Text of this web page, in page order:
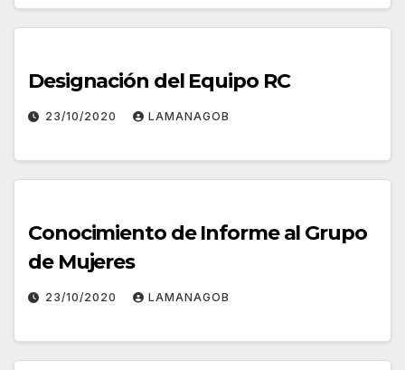
Designación del Equipo RC
23/10/2020 LAMANAGOB
Conocimiento de Informe al Grupo
de Mujeres
23/10/2020 LAMANAGOB